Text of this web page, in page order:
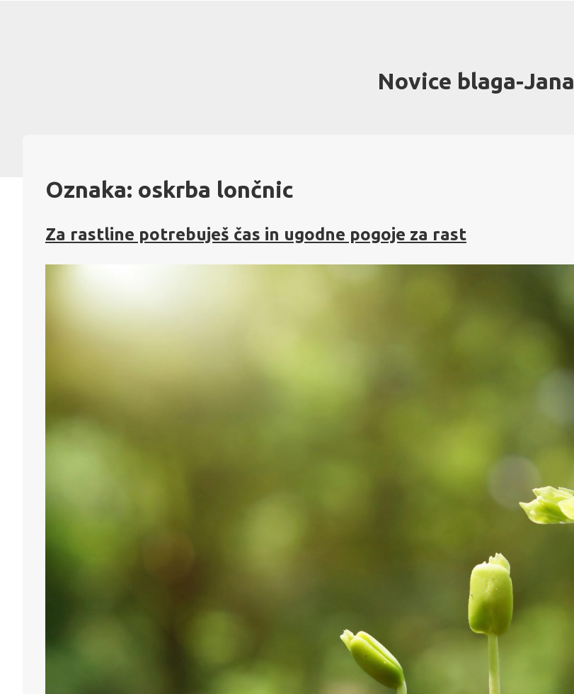
Novice blaga-Jana
Oznaka: oskrba lončnic
Za rastline potrebuješ čas in ugodne pogoje za rast